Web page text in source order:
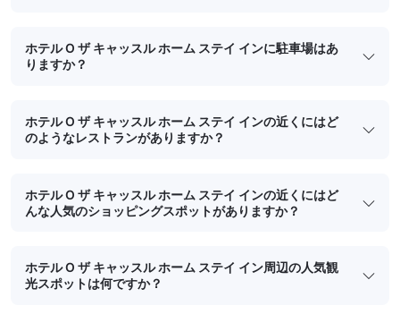
ホテル O ザ キャッスル ホーム ステイ インに駐車場はあ
りますか？
ホテル O ザ キャッスル ホーム ステイ インの近くにはど
のようなレストランがありますか？
ホテル O ザ キャッスル ホーム ステイ インの近くにはど
んな人気のショッピングスポットがありますか？
ホテル O ザ キャッスル ホーム ステイ イン周辺の人気観
光スポットは何ですか？